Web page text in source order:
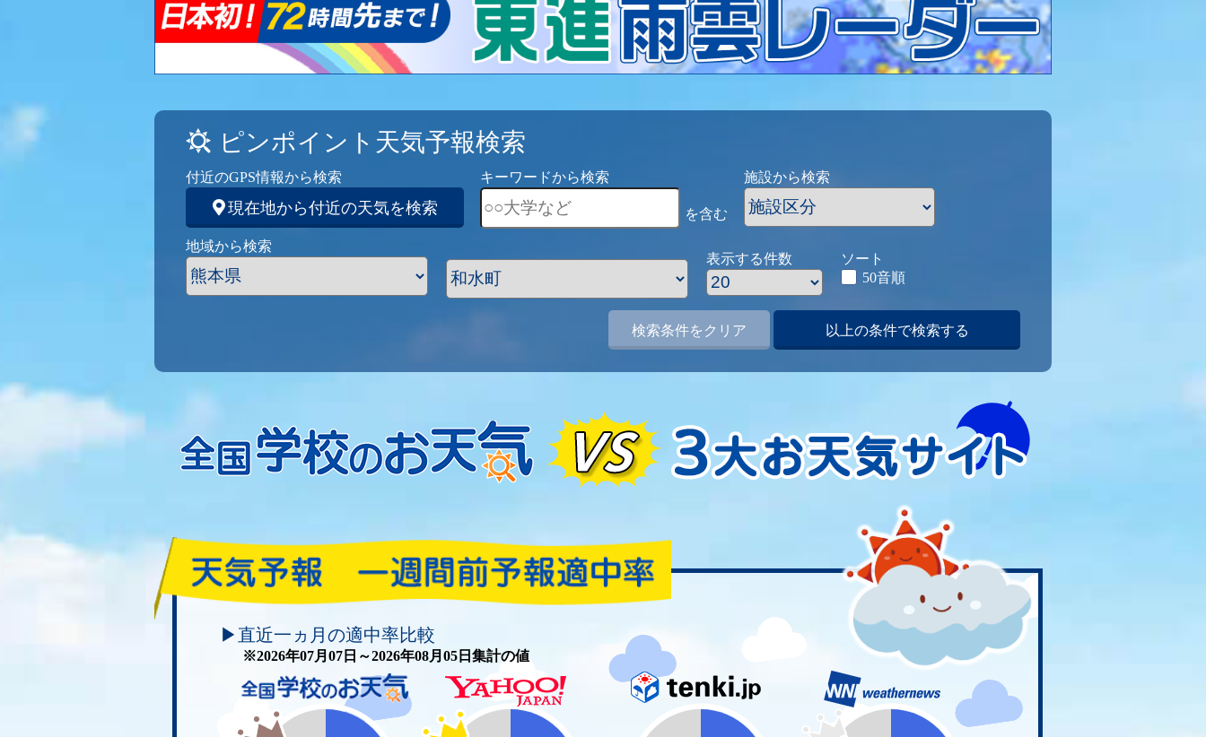
ピンポイント天気予報検索
付近のGPS情報から検索
現在地から付近の天気を検索
キーワードから検索
を含む
施設から検索
地域から検索
表示する件数
ソート
50音順
検索条件をクリア 以上の条件で検索する
頑張れ！学校のお天気
▶直近一ヵ月の適中率比較
※2026年07月07日～2026年08月05日集計の値